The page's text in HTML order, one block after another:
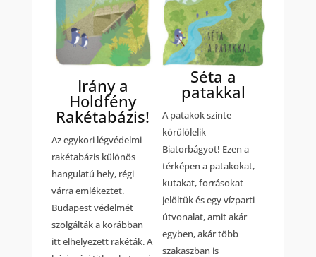
Irány a
Holdfény
Rakétabázis!
Az egykori légvédelmi
rakétabázis különös
hangulatú hely, régi
várra emlékeztet.
Budapest védelmét
szolgálták a korábban
itt elhelyezett rakéták. A
Séta a
patakkal
A patakok szinte
körülölelik
Biatorbágyot! Ezen a
térképen a patakokat,
kutakat, forrásokat
jelöltük és egy vízparti
útvonalat, amit akár
egyben, akár több
szakaszban is